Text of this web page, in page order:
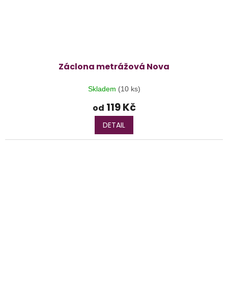
Záclona metrážová Nova
Skladem (10 ks)
od 119 Kč
DETAIL